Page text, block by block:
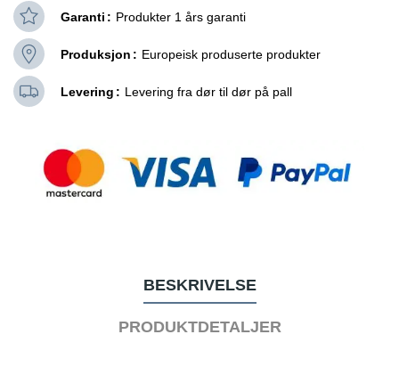
Garanti Produkter 1 års garanti
Produksjon Europeisk produserte produkter
Levering Levering fra dør til dør på pall
BESKRIVELSE
PRODUKTDETALJER